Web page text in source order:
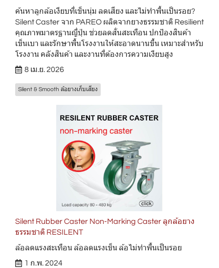
ค้นหาลูกล้อเงียบที่เข็นนุ่ม ลดเสียง และไม่ทำพื้นเป็นรอย?
Silent Caster จาก PAREO ผลิตจากยางธรรมชาติ Resilient
คุณภาพมาตรฐานญี่ปุ่น ช่วยลดสั่นสะเทือน ปกป้องสินค้า
เข็นเบา และรักษาพื้นโรงงานให้สะอาดนานขึ้น เหมาะสำหรับ
โรงงาน คลังสินค้า และงานที่ต้องการความเงียบสูง
8 เม.ย. 2026
Silent & Smooth ล้อยางเก็บเสียง
Silent Rubber Caster Non-Marking Caster ลูกล้อยาง
ธรรมชาติ RESILENT
ล้อลดแรงสะเทือน ล้อลดแรงเข็น ล้อไม่ทำพื้นเป็นรอย
1 ก.พ. 2024